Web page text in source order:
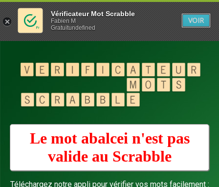
Le mot abalcei n'est pas
valide au Scrabble
Téléchargez notre appli pour vérifier vos mots facilement :
Vérificateur Mot Scrabble
Fabien M
Gratuitundefined
VOIR